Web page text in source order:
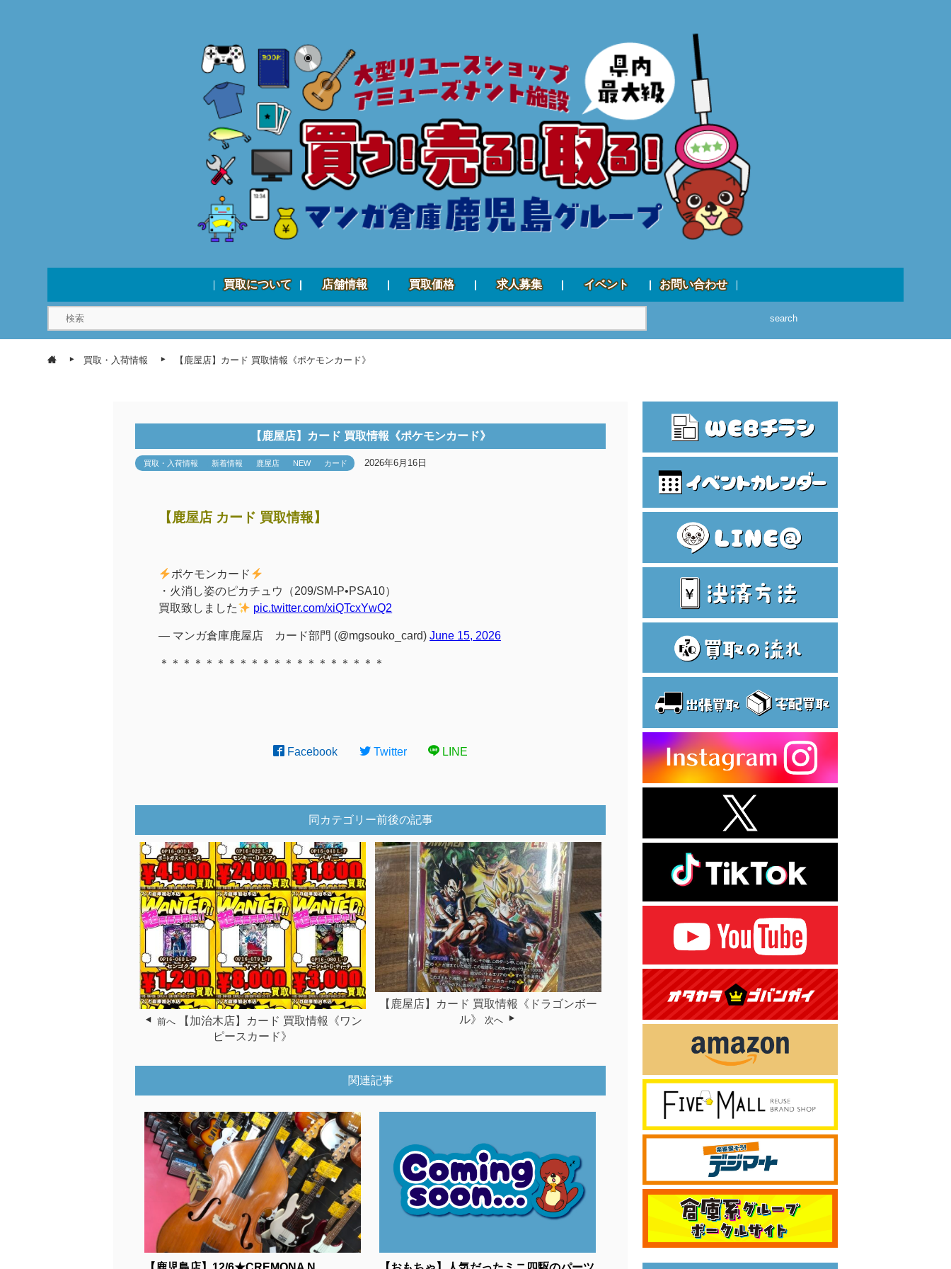
買取について 店舗情報 買取価格 求人募集 イベント お問い合わせ
search
買取・入荷情報 【鹿屋店】カード 買取情報《ポケモンカード》
【鹿屋店】カード 買取情報《ポケモンカード》
買取・入荷情報 新着情報 鹿屋店 NEW カード 2026年6月16日
【鹿屋店 カード 買取情報】
ポケモンカード
・火消し姿のピカチュウ（209/SM-P•PSA10）
買取致しました
pic.twitter.com/xiQTcxYwQ2
— マンガ倉庫鹿屋店 カード部門 (@mgsouko_card) June 15, 2026
＊＊＊＊＊＊＊＊＊＊＊＊＊＊＊＊＊＊＊＊
Facebook Twitter LINE
同カテゴリー前後の記事
前へ
【加治木店】カード 買取情報《ワン
ピースカード》
【鹿屋店】カード 買取情報《ドラゴンボー
ル》
次へ
関連記事